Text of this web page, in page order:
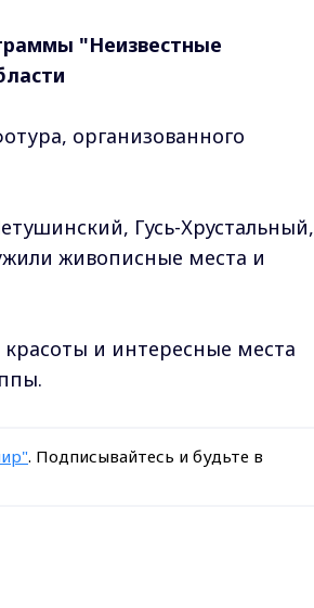
"Неизвестные
организованного
Гусь-Хрустальный,
живописные места и
и интересные места
. Подписывайтесь и будьте в